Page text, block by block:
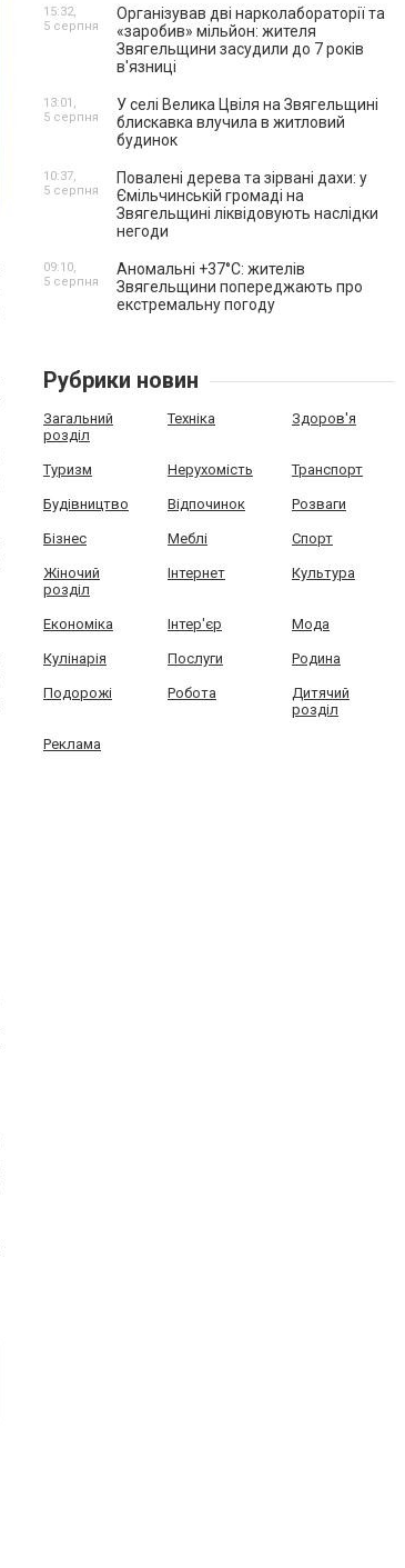
Організував дві нарколабораторії та
«заробив» мільйон: жителя
Звягельщини засудили до 7 років
в'язниці
15:32,
5 серпня
У селі Велика Цвіля на Звягельщині
блискавка влучила в житловий
будинок
13:01,
5 серпня
Повалені дерева та зірвані дахи: у
Ємільчинській громаді на
Звягельщині ліквідовують наслідки
негоди
10:37,
5 серпня
Аномальні +37°C: жителів
Звягельщини попереджають про
екстремальну погоду
09:10,
5 серпня
Рубрики новин
Загальний
розділ
Техніка Здоров'я
Туризм Нерухомість Транспорт
Будівництво Відпочинок Розваги
Бізнес Меблі Спорт
Жіночий
розділ
Інтернет Культура
Економіка Інтер'єр Мода
Кулінарія Послуги Родина
Подорожі Робота
Дитячий
розділ
Реклама